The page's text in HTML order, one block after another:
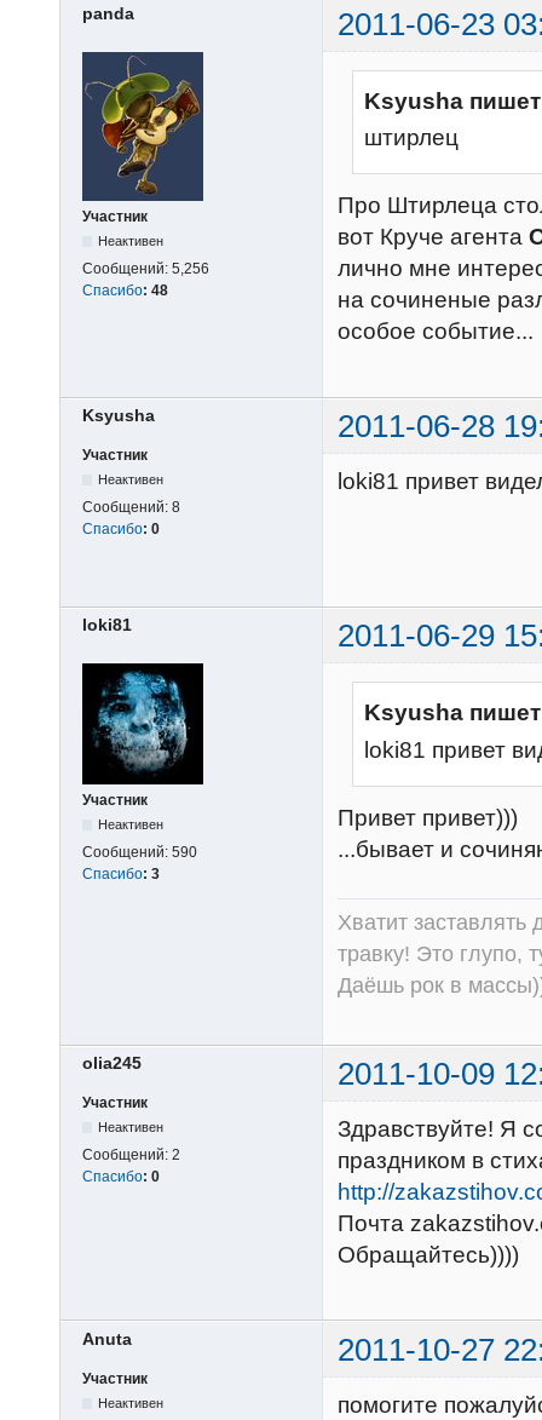
panda 2011-06-23
Участник
Неактивен
Сообщений: 5,256
Спасибо: 48
Ksyusha
штирлец
Про Штирлеца
вот Круче агента
лично мне
на сочиненые
особое событие...
Ksyusha 2011-06-28
Участник
Неактивен
Сообщений: 8
Спасибо: 0
loki81 привет
loki81 2011-06-29
Участник
Неактивен
Сообщений: 590
Спасибо: 3
Ksyusha
loki81 привет
Привет привет)))
...бывает и
Хватит заставлять
травку! Это глупо,
Даёшь рок в
olia245 2011-10-09
Участник
Неактивен
Сообщений: 2
Спасибо: 0
Здравствуйте! Я
праздником в
http://
Почта
Обращайтесь))))
Anuta 2011-10-27
Участник
Неактивен
помогите